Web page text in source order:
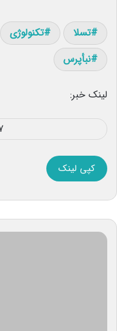
تسلا تکنولوژی
نبأپرس
لینک خبر:
کپی لینک